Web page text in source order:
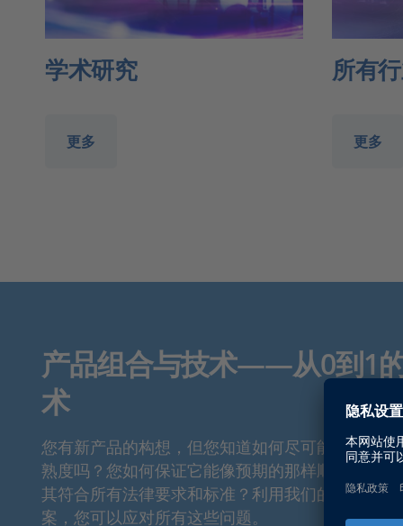
学术研究
更多
所有
更多
产品组合与技术——从0到1
术
您有新产品的构想，但您知道如何尽可能有效地
熟度吗？您如何保证它能像预期的那样顺利工作
其符合所有法律要求和标准？利用我们的仿真和验
案，您可以应对所有这些问题。